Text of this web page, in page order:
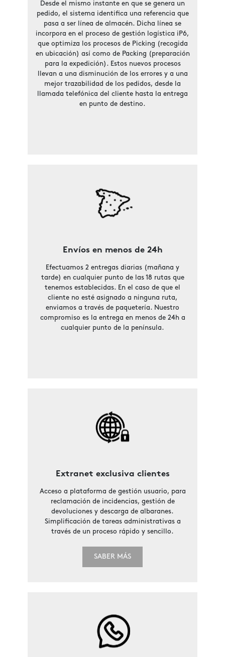
Desde el mismo instante en que se genera un
pedido, el sistema identifica una referencia que
pasa a ser línea de almacén. Dicha línea se
incorpora en el proceso de gestión logística iP6,
que optimiza los procesos de Picking (recogida
en ubicación) así como de Packing (preparación
para la expedición). Estos nuevos procesos
llevan a una disminución de los errores y a una
mejor trazabilidad de los pedidos, desde la
llamada telefónica del cliente hasta la entrega
en punto de destino.
Envíos en menos de 24h
Efectuamos 2 entregas diarias (mañana y
tarde) en cualquier punto de las 18 rutas que
tenemos establecidas. En el caso de que el
cliente no esté asignado a ninguna ruta,
enviamos a través de paquetería. Nuestro
compromiso es la entrega en menos de 24h a
cualquier punto de la península.
Extranet exclusiva clientes
Acceso a plataforma de gestión usuario, para
reclamación de incidencias, gestión de
devoluciones y descarga de albaranes.
Simplificación de tareas administrativas a
través de un proceso rápido y sencillo.
SABER MÁS